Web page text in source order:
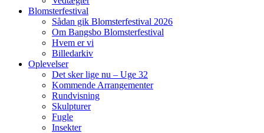
Blomsterfestival
Sådan gik Blomsterfestival 2026
Om Bangsbo Blomsterfestival
Hvem er vi
Billedarkiv
Oplevelser
Det sker lige nu – Uge 32
Kommende Arrangementer
Rundvisning
Skulpturer
Fugle
Insekter